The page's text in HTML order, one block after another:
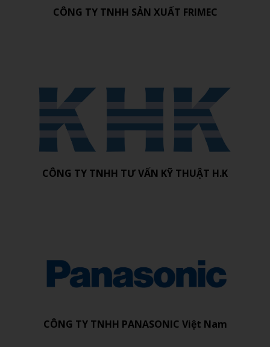
CÔNG TY TNHH SẢN XUẤT FRIMEC
CÔNG TY TNHH TƯ VẤN KỸ THUẬT H.K
CÔNG TY TNHH PANASONIC Việt Nam